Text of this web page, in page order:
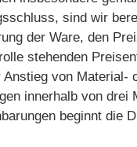
sind wir
der Ware, den
stehenden
von Material-
innerhalb von drei
beginnt die